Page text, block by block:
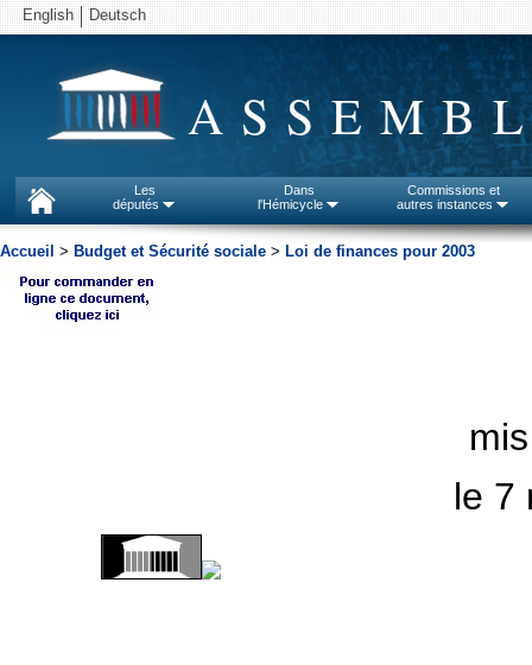
English Deutsch
Les
députés
Dans
l'Hémicycle
Commissions et
autres instances
Accueil > Budget et Sécurité sociale > Loi de finances pour 2003
le 7